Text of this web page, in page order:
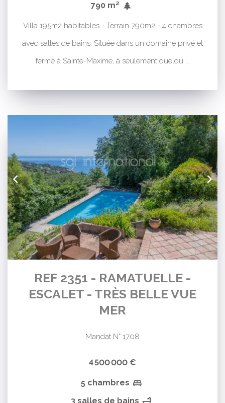
790 m²
Villa 195m2 habitables - Terrain 790m2 - 4 chambres
avec salles de bains. Située dans un domaine privé et
fermé à Sainte-Maxime, à seulement quelqu ...
REF 2351 - RAMATUELLE -
ESCALET - TRÈS BELLE VUE
MER
Mandat N° 1708
4 500 000 €
5 chambres
3 salles de bains